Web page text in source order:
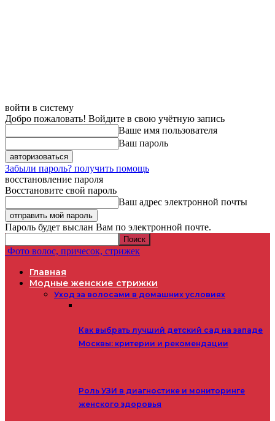
войти в систему
Добро пожаловать! Войдите в свою учётную запись
Ваше имя пользователя
Ваш пароль
Забыли пароль? получить помощь
восстановление пароля
Восстановите свой пароль
Ваш адрес электронной почты
Пароль будет выслан Вам по электронной почте.
Фото волос, причесок, стрижек
Главная
Модные женские стрижки
Уход за волосами в домашних условиях
Как выбрать лучший детский сад на западе
Москвы: критерии и рекомендации
Роль УЗИ в диагностике и мониторинге
женского здоровья